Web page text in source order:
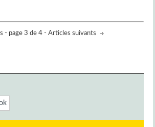
- page 3 de 4 -Articles suivants